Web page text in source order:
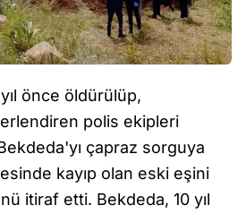
önce öldürülüp,
polis ekipleri
çapraz sorguya
kayıp olan eski eşini
itiraf etti. Bekdeda, 10 yıl